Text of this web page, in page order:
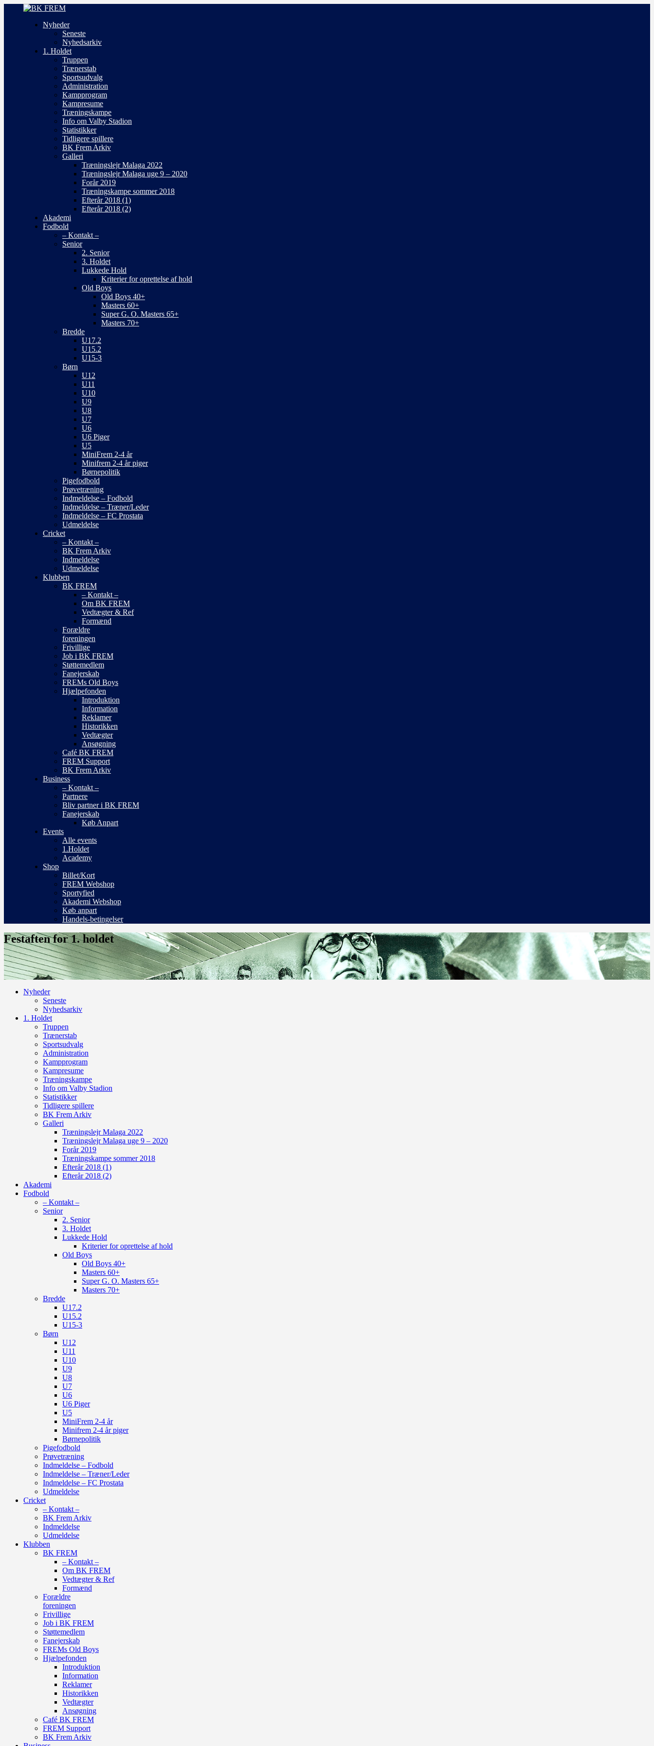
Nyheder
Seneste
Nyhedsarkiv
1. Holdet
Truppen
Trænerstab
Sportsudvalg
Administration
Kampprogram
Kampresume
Træningskampe
Info om Valby Stadion
Statistikker
Tidligere spillere
BK Frem Arkiv
Galleri
Træningslejr Malaga 2022
Træningslejr Malaga uge 9 – 2020
Forår 2019
Træningskampe sommer 2018
Efterår 2018 (1)
Efterår 2018 (2)
Akademi
Fodbold
– Kontakt –
Senior
2. Senior
3. Holdet
Lukkede Hold
Kriterier for oprettelse af hold
Old Boys
Old Boys 40+
Masters 60+
Super G. O. Masters 65+
Masters 70+
Bredde
U17.2
U15.2
U15-3
Børn
U12
U11
U10
U9
U8
U7
U6
U6 Piger
U5
MiniFrem 2-4 år
Minifrem 2-4 år piger
Børnepolitik
Pigefodbold
Prøvetræning
Indmeldelse – Fodbold
Indmeldelse – Træner/Leder
Indmeldelse – FC Prostata
Udmeldelse
Cricket
– Kontakt –
BK Frem Arkiv
Indmeldelse
Udmeldelse
Klubben
BK FREM
– Kontakt –
Om BK FREM
Vedtægter & Ref
Formænd
Forældre
foreningen
Frivillige
Job i BK FREM
Støttemedlem
Fanejerskab
FREMs Old Boys
Hjælpefonden
Introduktion
Information
Reklamer
Historikken
Vedtægter
Ansøgning
Café BK FREM
FREM Support
BK Frem Arkiv
Business
– Kontakt –
Partnere
Bliv partner i BK FREM
Fanejerskab
Køb Anpart
Events
Alle events
1.Holdet
Academy
Shop
Billet/Kort
FREM Webshop
Sportyfied
Akademi Webshop
Køb anpart
Handels-betingelser
Festaften for 1. holdet
Nyheder
Seneste
Nyhedsarkiv
1. Holdet
Truppen
Trænerstab
Sportsudvalg
Administration
Kampprogram
Kampresume
Træningskampe
Info om Valby Stadion
Statistikker
Tidligere spillere
BK Frem Arkiv
Galleri
Træningslejr Malaga 2022
Træningslejr Malaga uge 9 – 2020
Forår 2019
Træningskampe sommer 2018
Efterår 2018 (1)
Efterår 2018 (2)
Akademi
Fodbold
– Kontakt –
Senior
2. Senior
3. Holdet
Lukkede Hold
Kriterier for oprettelse af hold
Old Boys
Old Boys 40+
Masters 60+
Super G. O. Masters 65+
Masters 70+
Bredde
U17.2
U15.2
U15-3
Børn
U12
U11
U10
U9
U8
U7
U6
U6 Piger
U5
MiniFrem 2-4 år
Minifrem 2-4 år piger
Børnepolitik
Pigefodbold
Prøvetræning
Indmeldelse – Fodbold
Indmeldelse – Træner/Leder
Indmeldelse – FC Prostata
Udmeldelse
Cricket
– Kontakt –
BK Frem Arkiv
Indmeldelse
Udmeldelse
Klubben
BK FREM
– Kontakt –
Om BK FREM
Vedtægter & Ref
Formænd
Forældre
foreningen
Frivillige
Job i BK FREM
Støttemedlem
Fanejerskab
FREMs Old Boys
Hjælpefonden
Introduktion
Information
Reklamer
Historikken
Vedtægter
Ansøgning
Café BK FREM
FREM Support
BK Frem Arkiv